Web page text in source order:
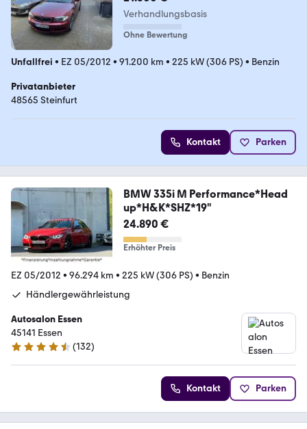
Verhandlungsbasis
Ohne Bewertung
Unfallfrei • EZ 05/2012 • 91.200 km • 225 kW (306 PS) • Benzin
Privatanbieter
48565 Steinfurt
Kontakt Parken
BMW 335i M Performance*Head
up*H&K*SHZ*19"
24.890 €
Erhöhter Preis
EZ 05/2012 • 96.294 km • 225 kW (306 PS) • Benzin
Händlergewährleistung
Autosalon Essen
45141 Essen
4.4 Sterne
(132)
Kontakt Parken